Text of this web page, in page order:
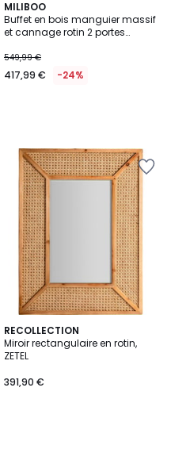
MILIBOO
Buffet en bois manguier massif
et cannage rotin 2 portes
549,99 €
417,99 € -24%
RECOLLECTION
Miroir rectangulaire en rotin,
ZETEL
391,90 €